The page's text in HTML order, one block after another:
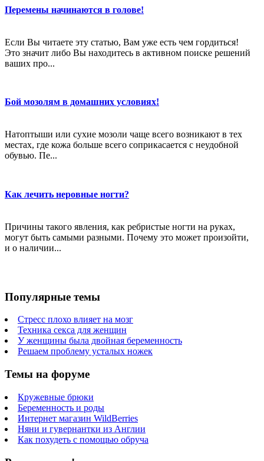
Перемены начинаются в голове!
Если Вы читаете эту статью, Вам уже есть чем гордиться!
Это значит либо Вы находитесь в активном поиске решений
ваших про...
Бой мозолям в домашних условиях!
Натоптыши или сухие мозоли чаще всего возникают в тех
местах, где кожа больше всего соприкасается с неудобной
обувью. Пе...
Как лечить неровные ногти?
Причины такого явления, как ребристые ногти на руках,
могут быть самыми разными. Почему это может произойти,
и о наличии...
Популярные темы
Стресс плохо влияет на мозг
Техника секса для женщин
У женщины была двойная беременность
Решаем проблему усталых ножек
Темы на форуме
Кружевные брюки
Беременность и роды
Интернет магазин WildBerries
Няни и гувернантки из Англии
Как похудеть с помощью обруча